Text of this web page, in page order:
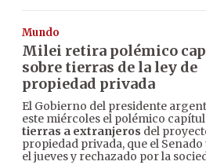
Mundo
Milei retira polémico
sobre tierras de la ley de
propiedad privada
El Gobierno del presidente
este miércoles el polémico
tierras a extranjeros del
propiedad privada, que el
el jueves y rechazado por la